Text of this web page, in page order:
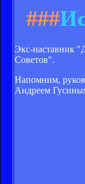
###
Экс-наставник
Советов".
Напомним,
Андреем